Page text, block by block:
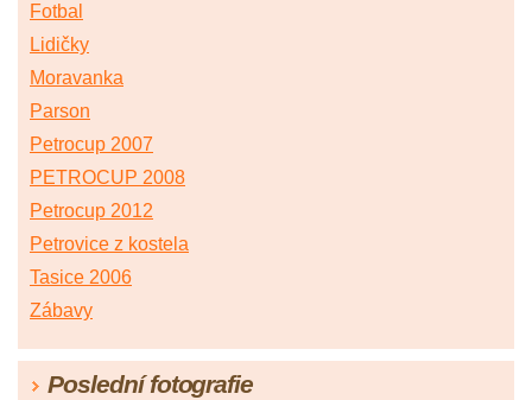
Fotbal
Lidičky
Moravanka
Parson
Petrocup 2007
PETROCUP 2008
Petrocup 2012
Petrovice z kostela
Tasice 2006
Zábavy
Poslední fotografie